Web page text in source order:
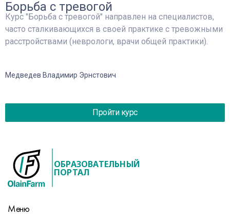
Борьба с тревогой
Курс "Борьба с тревогой" направлен на специалистов,
часто сталкивающихся в своей практике с тревожными
расстройствами (неврологи, врачи общей практики).
Медведев Владимир Эрнстович
Пройти курс
ОБРАЗОВАТЕЛЬНЫЙ
ПОРТАЛ
Меню